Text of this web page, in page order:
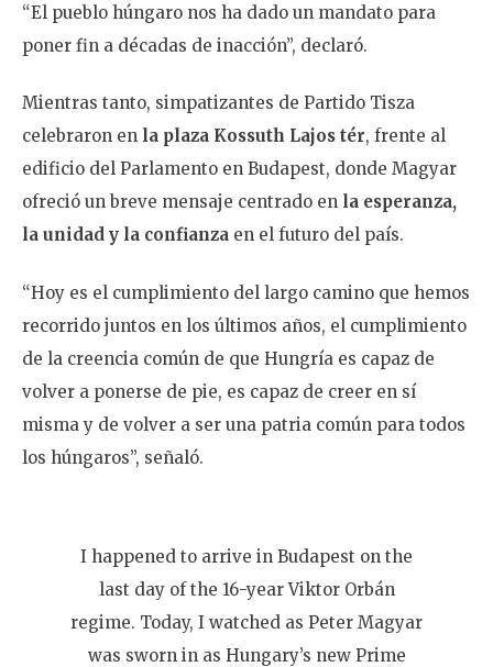
“El pueblo húngaro nos ha dado un mandato para
poner fin a décadas de inacción”, declaró.
Mientras tanto, simpatizantes de Partido Tisza
celebraron en la plaza Kossuth Lajos tér, frente al
edificio del Parlamento en Budapest, donde Magyar
ofreció un breve mensaje centrado en la esperanza,
la unidad y la confianza en el futuro del país.
“Hoy es el cumplimiento del largo camino que hemos
recorrido juntos en los últimos años, el cumplimiento
de la creencia común de que Hungría es capaz de
volver a ponerse de pie, es capaz de creer en sí
misma y de volver a ser una patria común para todos
los húngaros”, señaló.
I happened to arrive in Budapest on the
last day of the 16-year Viktor Orbán
regime. Today, I watched as Peter Magyar
was sworn in as Hungary’s new Prime